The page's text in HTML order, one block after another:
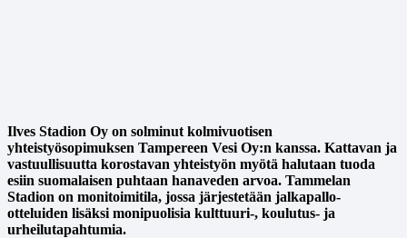
Ilves Stadion Oy on solminut kolmivuotisen
yhteistyösopimuksen Tampereen Vesi Oy:n kanssa. Kattavan ja
vastuullisuutta korostavan yhteistyön myötä halutaan tuoda
esiin suomalaisen puhtaan hanaveden arvoa. Tammelan
Stadion on monitoimitila, jossa järjestetään jalkapallo-
otteluiden lisäksi monipuolisia kulttuuri-, koulutus- ja
urheilutapahtumia.